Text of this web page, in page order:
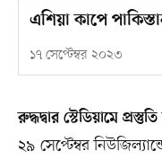
এশিয়া কাপে
১৭ সেপ্টেম্বর ২০২৩
রুদ্ধদ্বার স্টেডিয়ামে
২৯ সেপ্টেম্বর